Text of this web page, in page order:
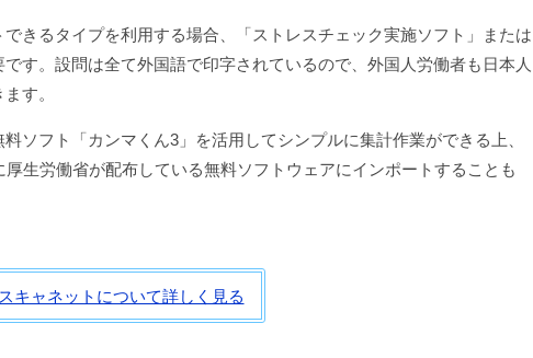
きるタイプを利用する場合、「ストレスチェック実施ソフト」または
です。設問は全て外国語で印字されているので、外国人労働者も日本人
す。
ソフト「カンマくん3」を活用してシンプルに集計作業ができる上、
生労働省が配布している無料ソフトウェアにインポートすることも
スキャネットについて詳しく見る